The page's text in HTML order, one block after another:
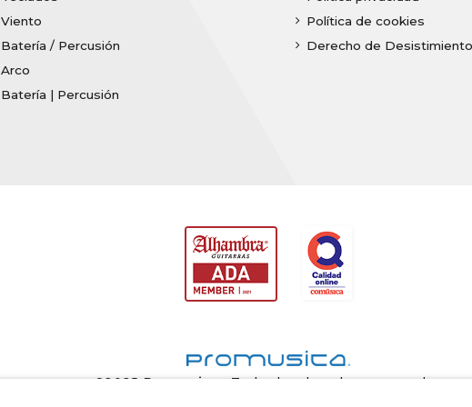
Viento
Batería / Percusión
Arco
Batería | Percusión
Política de cookies
Derecho de Desistimiento
©2025Promusica· Todos los derechos reservados